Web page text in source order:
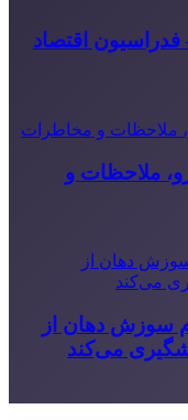
اقتصاد
ملاحظات و
سوزش دهان از
می‌کند